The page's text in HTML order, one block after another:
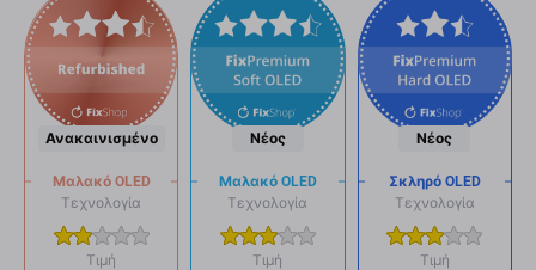
Ανακαινισμένο
Μαλακό OLED
Τεχνολογία
Τιμή
Νέος
Μαλακό OLED
Τεχνολογία
Τιμή
Νέος
Σκληρό OLED
Τεχνολογία
Τιμή